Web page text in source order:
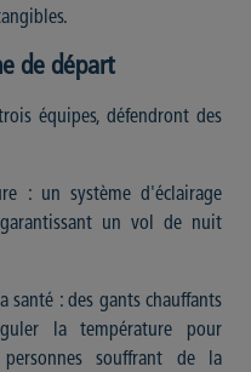
de départ
équipes, défendront des
: un système d'éclairage
un vol de nuit
santé : des gants chauffants
la température pour
souffrant de la